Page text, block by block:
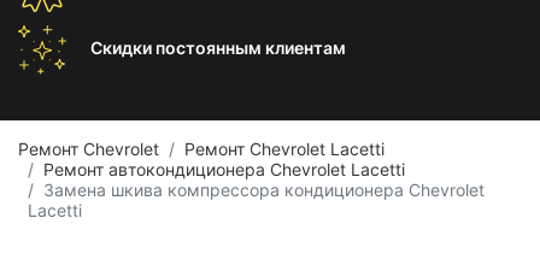
Скидки постоянным клиентам
Ремонт Chevrolet
Ремонт Chevrolet Lacetti
Ремонт автокондиционера Chevrolet Lacetti
Замена шкива компрессора кондиционера Chevrolet
Lacetti